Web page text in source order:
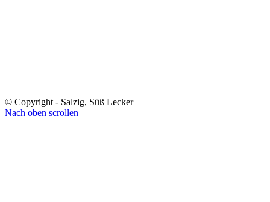
© Copyright - Salzig, Süß Lecker
Nach oben scrollen